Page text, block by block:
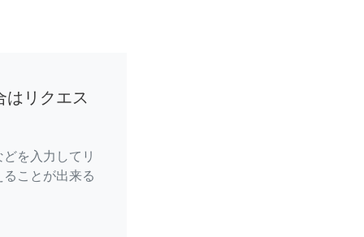
はリクエス
を入力してリ
ことが出来る